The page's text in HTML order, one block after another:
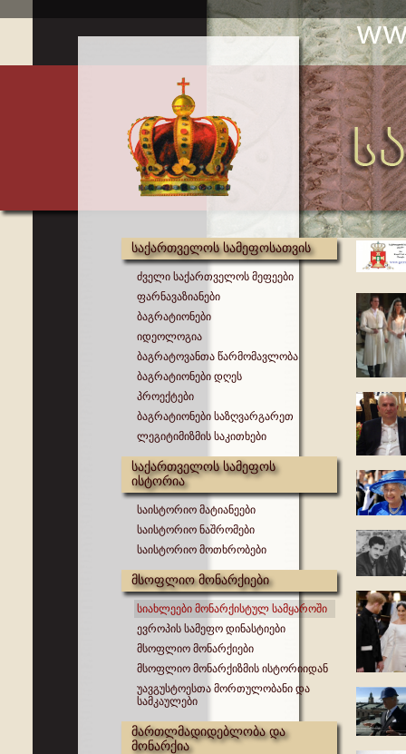
საქართველოს სამეფოსათვის
ძველი საქართველოს მეფეები
ფარნავაზიანები
ბაგრატიონები
იდეოლოგია
ბაგრატოვანთა წარმომავლობა
ბაგრატიონები დღეს
პროექტები
ბაგრატიონები საზღვარგარეთ
ლეგიტიმიზმის საკითხები
საქართველოს სამეფოს
ისტორია
საისტორიო მატიანეები
საისტორიო ნაშრომები
საისტორიო მოთხრობები
მსოფლიო მონარქიები
სიახლეები მონარქისტულ სამყაროში
ევროპის სამეფო დინასტიები
მსოფლიო მონარქიები
მსოფლიო მონარქიზმის ისტორიიდან
უავგუსტოესთა მორთულობანი და
სამკაულები
მართლმადიდებლობა და
მონარქია